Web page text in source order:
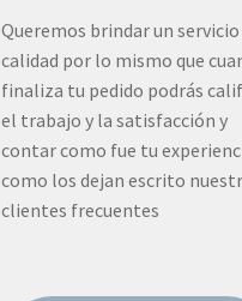
Queremos brindar un servicio
calidad por lo mismo que
finaliza tu pedido podrás
el trabajo y la satisfacción y
contar como fue tu
como los dejan escrito
clientes frecuentes